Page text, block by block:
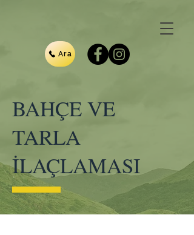
Ara
BAHÇE VE
TARLA
İLAÇLAMASI